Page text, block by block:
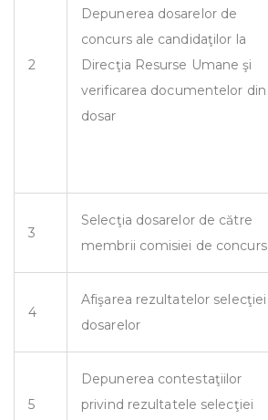
2
Depunerea dosarelor de
concurs ale candidaţilor la
Direcţia Resurse Umane şi
verificarea documentelor din
dosar
3
Selecţia dosarelor de către
membrii comisiei de concurs
4
Afişarea rezultatelor selecţiei
dosarelor
5
Depunerea contestaţiilor
privind rezultatele selecţiei